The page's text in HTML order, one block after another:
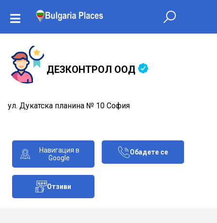
ДЕЗКОНТРОЛ ООД
ул. Дукатска планина № 10 София
Навигация в
Google
Обадете се
Отзиви